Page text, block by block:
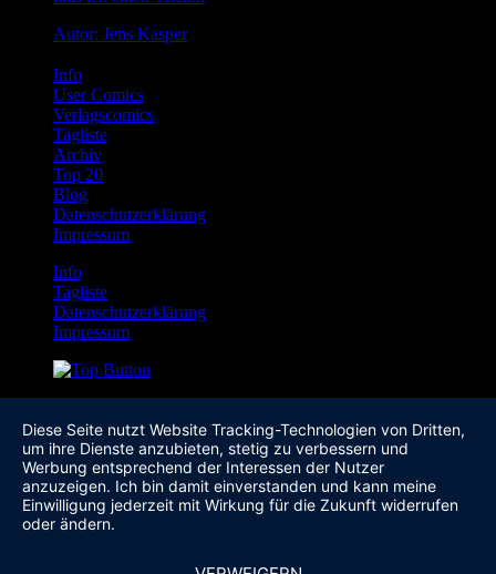
Autor: Jens Kasper
Info
User Comics
Verlagscomics
Tagliste
Archiv
Top 20
Blog
Datenschutzerklärung
Impressum
Info
Tagliste
Datenschutzerklärung
Impressum
Diese Seite nutzt Website Tracking-Technologien von Dritten,
um ihre Dienste anzubieten, stetig zu verbessern und
Werbung entsprechend der Interessen der Nutzer
anzuzeigen. Ich bin damit einverstanden und kann meine
Einwilligung jederzeit mit Wirkung für die Zukunft widerrufen
oder ändern.